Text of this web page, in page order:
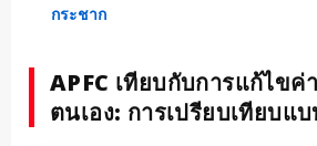
กระชาก
APFC เทียบกับการแก้ไขค่
ตนเอง: การเปรียบเทียบแ